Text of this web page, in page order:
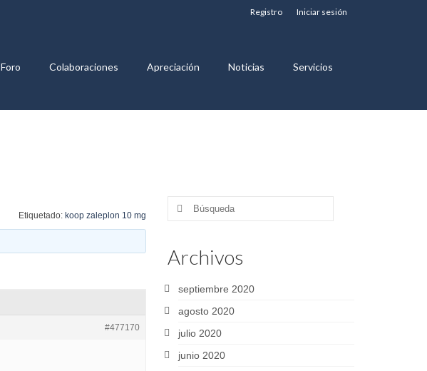
Registro Iniciar sesión
Foro Colaboraciones Apreciación Noticias Servicios
Etiquetado: koop zaleplon 10 mg
#477170
Buscar
Archivos
septiembre 2020
agosto 2020
julio 2020
junio 2020